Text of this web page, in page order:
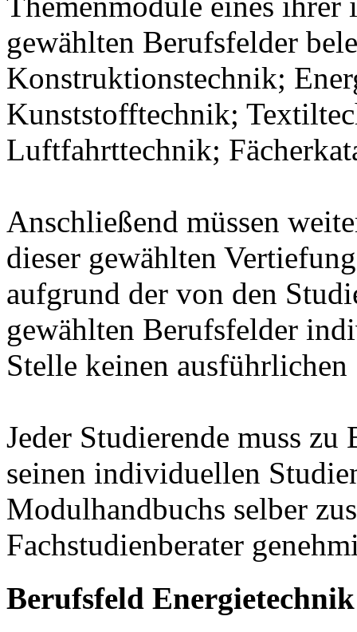
gewählten Berufsfelder
Konstruktionstechnik;
Kunststofftechnik;
Luftfahrttechnik;
Anschließend müssen
dieser gewählten
aufgrund der von den
gewählten Berufsfelder
Stelle keinen
Jeder Studierende muss
seinen individuellen
Modulhandbuchs selber
Fachstudienberater
Berufsfeld Energietechnik